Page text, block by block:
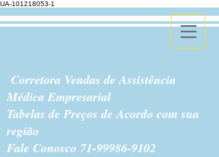
UA-101218053-1
Corretora Vendas de Assistência
Médica Empresarial
Tabelas de Preços de Acordo com sua
região
Fale Conosco 71-99986-9102